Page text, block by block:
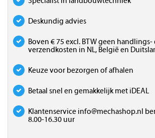
Deskundig advies
Boven € 75 excl. BTW geen handlings-
verzendkosten in NL, België en
Keuze voor bezorgen of afhalen
Betaal snel en gemakkelijk met iDEAL
Klantenservice info@mechashop.nl
8.00-16.30 uur